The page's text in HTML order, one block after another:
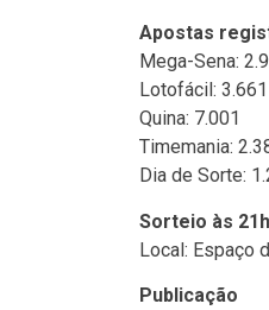
Apostas
Mega-Sena:
Lotofácil: 3.661
Quina: 7.001
Timemania:
Dia de Sorte:
Sorteio às 21h
Local: Espaço
Publicação